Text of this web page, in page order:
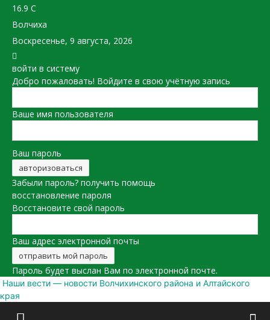
16.9 C
Волчиха
Воскресенье, 9 августа, 2026
войти в систему
Добро пожаловать! Войдите в свою учётную запись
Ваше имя пользователя
Ваш пароль
Забыли пароль? получить помощь
восстановление пароля
Восстановите свой пароль
Ваш адрес электронной почты
Пароль будет выслан Вам по электронной почте.
Наши вести — новости Волчихинского района и Алтайского
края